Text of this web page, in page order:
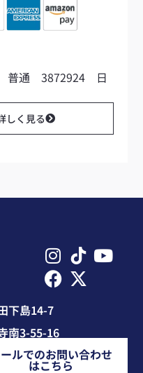
普通 3872924 日
しく見る
下島14-7
南3-55-16
ルでのお問い合わせ
はこちら